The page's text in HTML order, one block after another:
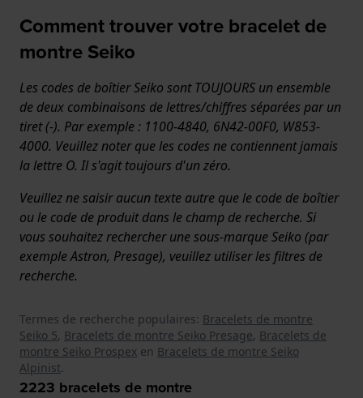
Comment trouver votre bracelet de
montre Seiko
Les codes de boîtier Seiko sont TOUJOURS un ensemble
de deux combinaisons de lettres/chiffres séparées par un
tiret (-). Par exemple : 1100-4840, 6N42-00F0, W853-
4000. Veuillez noter que les codes ne contiennent jamais
la lettre O. Il s'agit toujours d'un zéro.
Veuillez ne saisir aucun texte autre que le code de boîtier
ou le code de produit dans le champ de recherche. Si
vous souhaitez rechercher une sous-marque Seiko (par
exemple Astron, Presage), veuillez utiliser les filtres de
recherche.
Termes de recherche populaires: Bracelets de montre
Seiko 5, Bracelets de montre Seiko Presage, Bracelets de
montre Seiko Prospex en Bracelets de montre Seiko
Alpinist.
2223 bracelets de montre